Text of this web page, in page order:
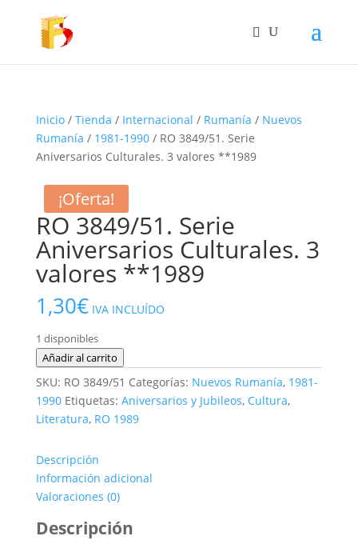
Inicio/ Tienda / Internacional / Rumanía / Nuevos
Rumanía / 1981-1990/ RO 3849/51. Serie
Aniversarios Culturales. 3 valores **1989
RO 3849/51. Serie
Aniversarios Culturales. 3
valores **1989
1,30€ IVA INCLUÍDO
1 disponibles
RO
3849/51.
Serie
Aniversarios
valores
**1989
cantidad
Añadir al carrito
SKU: RO 3849/51 Categorías: Nuevos Rumanía, 1981-
1990 Etiquetas: Aniversarios y Jubileos, Cultura,
Literatura, RO 1989
Descripción
Información adicional
Valoraciones (0)
Descripción
¡Oferta!